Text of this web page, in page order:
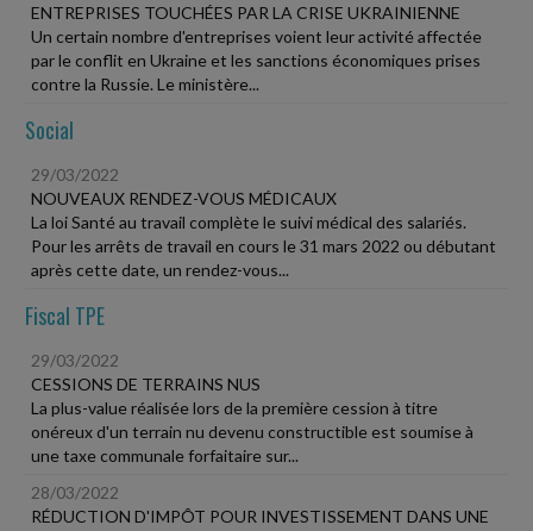
ENTREPRISES TOUCHÉES PAR LA CRISE UKRAINIENNE
Un certain nombre d'entreprises voient leur activité affectée
par le conflit en Ukraine et les sanctions économiques prises
contre la Russie. Le ministère...
Social
29/03/2022
NOUVEAUX RENDEZ-VOUS MÉDICAUX
La loi Santé au travail complète le suivi médical des salariés.
Pour les arrêts de travail en cours le 31 mars 2022 ou débutant
après cette date, un rendez-vous...
Fiscal TPE
29/03/2022
CESSIONS DE TERRAINS NUS
La plus-value réalisée lors de la première cession à titre
onéreux d'un terrain nu devenu constructible est soumise à
une taxe communale forfaitaire sur...
28/03/2022
RÉDUCTION D'IMPÔT POUR INVESTISSEMENT DANS UNE